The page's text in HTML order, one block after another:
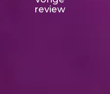
review